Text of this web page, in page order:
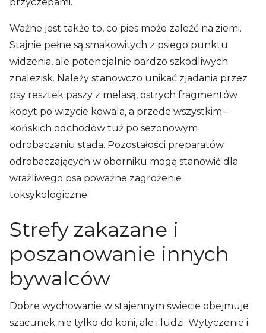
przyczepami.
Ważne jest także to, co pies może zaleźć na ziemi.
Stajnie pełne są smakowitych z psiego punktu
widzenia, ale potencjalnie bardzo szkodliwych
znalezisk. Należy stanowczo unikać zjadania przez
psy resztek paszy z melasą, ostrych fragmentów
kopyt po wizycie kowala, a przede wszystkim –
końskich odchodów tuż po sezonowym
odrobaczaniu stada. Pozostałości preparatów
odrobaczających w oborniku mogą stanowić dla
wrażliwego psa poważne zagrożenie
toksykologiczne.
Strefy zakazane i
poszanowanie innych
bywalców
Dobre wychowanie w stajennym świecie obejmuje
szacunek nie tylko do koni, ale i ludzi. Wytyczenie i